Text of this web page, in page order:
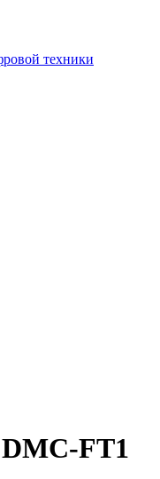
FT1